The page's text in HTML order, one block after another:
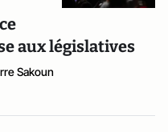
aux législatives
Sakoun